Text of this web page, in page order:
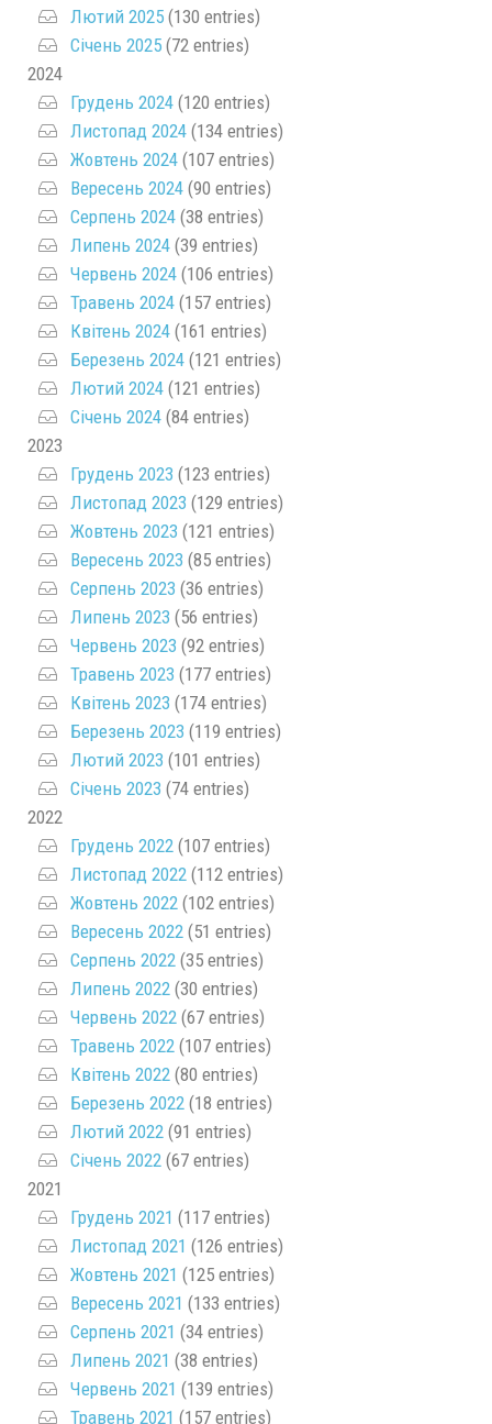
Лютий 2025 (130 entries)
Січень 2025 (72 entries)
2024
Грудень 2024 (120 entries)
Листопад 2024 (134 entries)
Жовтень 2024 (107 entries)
Вересень 2024 (90 entries)
Серпень 2024 (38 entries)
Липень 2024 (39 entries)
Червень 2024 (106 entries)
Травень 2024 (157 entries)
Квітень 2024 (161 entries)
Березень 2024 (121 entries)
Лютий 2024 (121 entries)
Січень 2024 (84 entries)
2023
Грудень 2023 (123 entries)
Листопад 2023 (129 entries)
Жовтень 2023 (121 entries)
Вересень 2023 (85 entries)
Серпень 2023 (36 entries)
Липень 2023 (56 entries)
Червень 2023 (92 entries)
Травень 2023 (177 entries)
Квітень 2023 (174 entries)
Березень 2023 (119 entries)
Лютий 2023 (101 entries)
Січень 2023 (74 entries)
2022
Грудень 2022 (107 entries)
Листопад 2022 (112 entries)
Жовтень 2022 (102 entries)
Вересень 2022 (51 entries)
Серпень 2022 (35 entries)
Липень 2022 (30 entries)
Червень 2022 (67 entries)
Травень 2022 (107 entries)
Квітень 2022 (80 entries)
Березень 2022 (18 entries)
Лютий 2022 (91 entries)
Січень 2022 (67 entries)
2021
Грудень 2021 (117 entries)
Листопад 2021 (126 entries)
Жовтень 2021 (125 entries)
Вересень 2021 (133 entries)
Серпень 2021 (34 entries)
Липень 2021 (38 entries)
Червень 2021 (139 entries)
Травень 2021 (157 entries)